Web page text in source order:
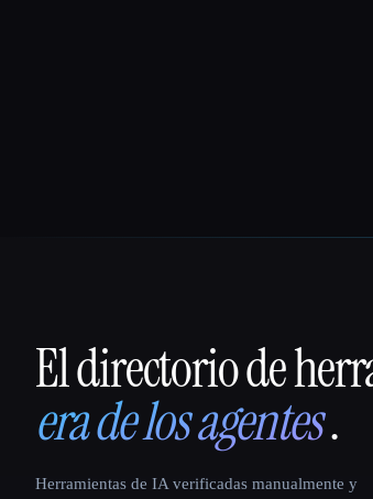
That AI Collection
El directorio de
era de los agentes.
Herramientas de IA verificadas manualmente y